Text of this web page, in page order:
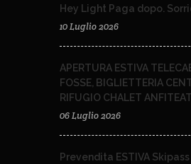
Hey Light Paga dopo.
10 Luglio 2026
APERTURA ESTIVA
FOSSE, BIGLIETTERIA
RIFUGIO CHALET
06 Luglio 2026
Prevendita ESTIVA